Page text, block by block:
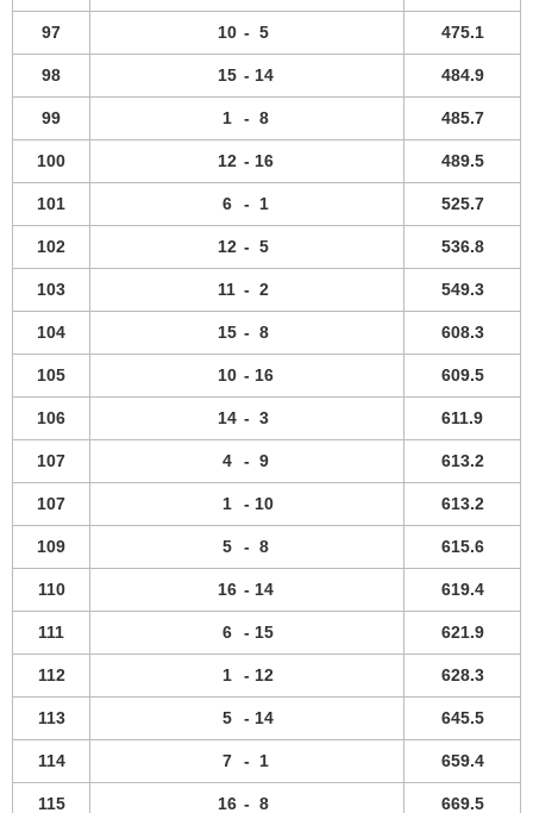
97 10 - 5 475.1
98 15 - 14 484.9
99 1 - 8 485.7
100 12 - 16 489.5
101 6 - 1 525.7
102 12 - 5 536.8
103 11 - 2 549.3
104 15 - 8 608.3
105 10 - 16 609.5
106 14 - 3 611.9
107 4 - 9 613.2
107 1 - 10 613.2
109 5 - 8 615.6
110 16 - 14 619.4
111 6 - 15 621.9
112 1 - 12 628.3
113 5 - 14 645.5
114 7 - 1 659.4
115 16 - 8 669.5